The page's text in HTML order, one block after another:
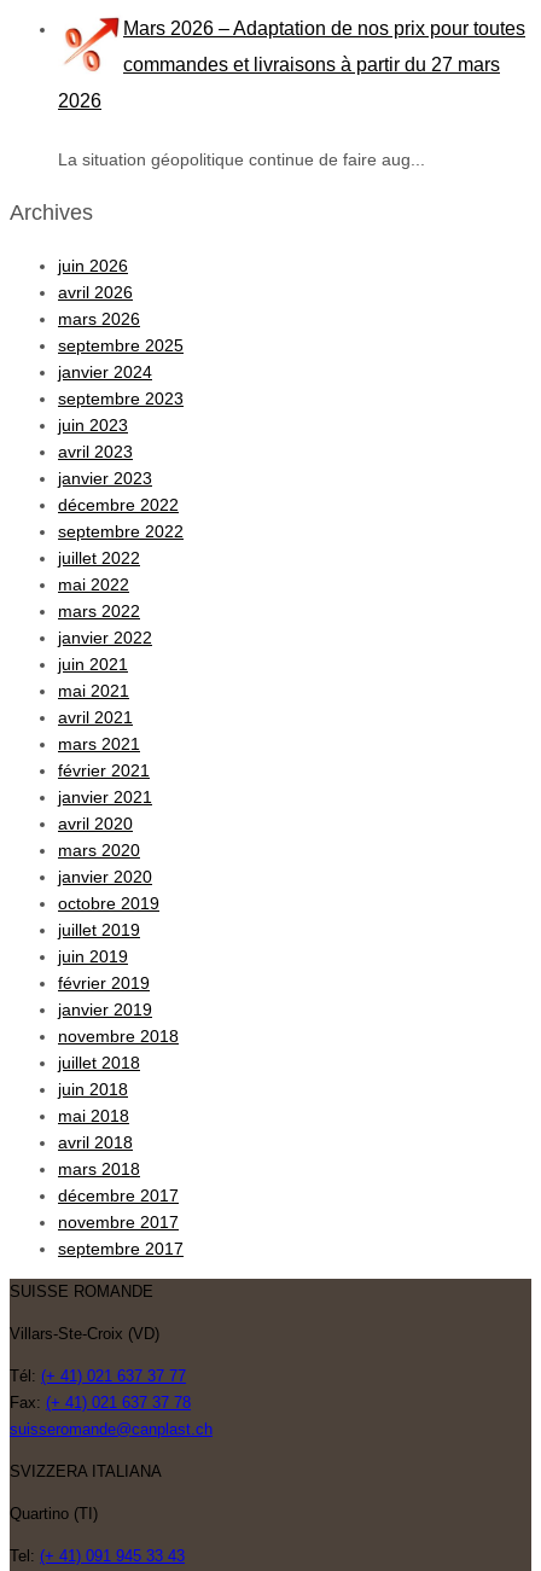
Mars 2026 – Adaptation de nos prix pour toutes
commandes et livraisons à partir du 27 mars
2026
La situation géopolitique continue de faire aug...
Archives
juin 2026
avril 2026
mars 2026
septembre 2025
janvier 2024
septembre 2023
juin 2023
avril 2023
janvier 2023
décembre 2022
septembre 2022
juillet 2022
mai 2022
mars 2022
janvier 2022
juin 2021
mai 2021
avril 2021
mars 2021
février 2021
janvier 2021
avril 2020
mars 2020
janvier 2020
octobre 2019
juillet 2019
juin 2019
février 2019
janvier 2019
novembre 2018
juillet 2018
juin 2018
mai 2018
avril 2018
mars 2018
décembre 2017
novembre 2017
septembre 2017
SUISSE ROMANDE
Villars-Ste-Croix (VD)
Tél: (+ 41) 021 637 37 77
Fax: (+ 41) 021 637 37 78
suisseromande@canplast.ch
SVIZZERA ITALIANA
Quartino (TI)
Tel: (+ 41) 091 945 33 43